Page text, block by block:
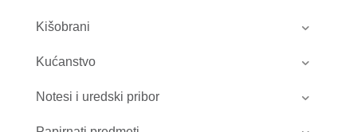
Kišobrani
Kućanstvo
Notesi i uredski pribor